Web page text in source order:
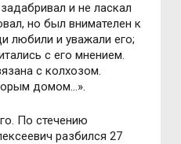
и не ласкал
но был внимателен к
любили и уважали его;
с его мнением.
с колхозом.
домом…».
По стечению
разбился 27